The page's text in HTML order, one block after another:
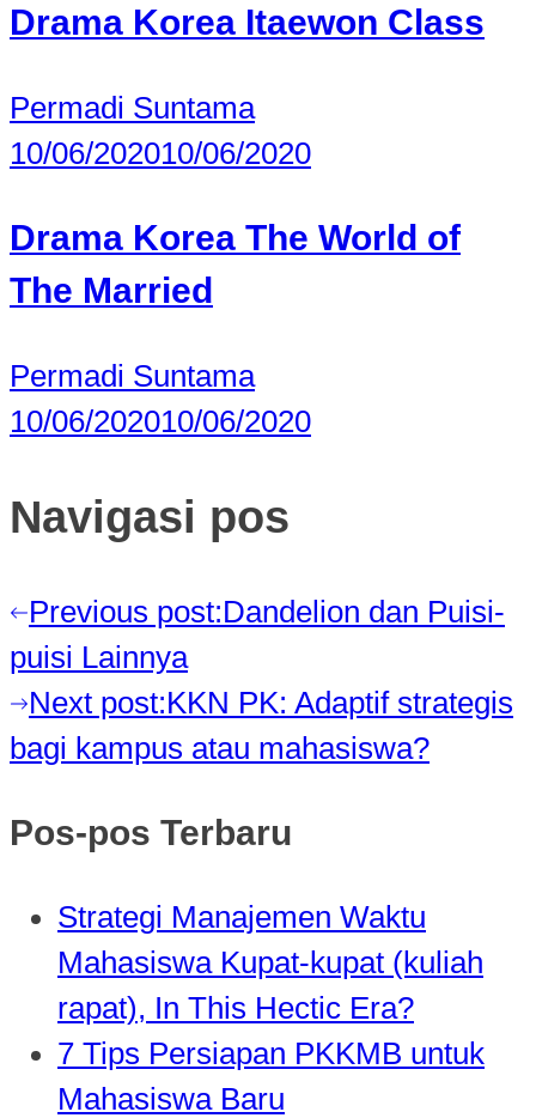
Drama Korea Itaewon Class
Permadi Suntama
10/06/202010/06/2020
Drama Korea The World of
The Married
Permadi Suntama
10/06/202010/06/2020
Navigasi pos
Previous post:Dandelion dan Puisi-
puisi Lainnya
Next post:KKN PK: Adaptif strategis
bagi kampus atau mahasiswa?
Pos-pos Terbaru
Strategi Manajemen Waktu
Mahasiswa Kupat-kupat (kuliah
rapat), In This Hectic Era?
7 Tips Persiapan PKKMB untuk
Mahasiswa Baru